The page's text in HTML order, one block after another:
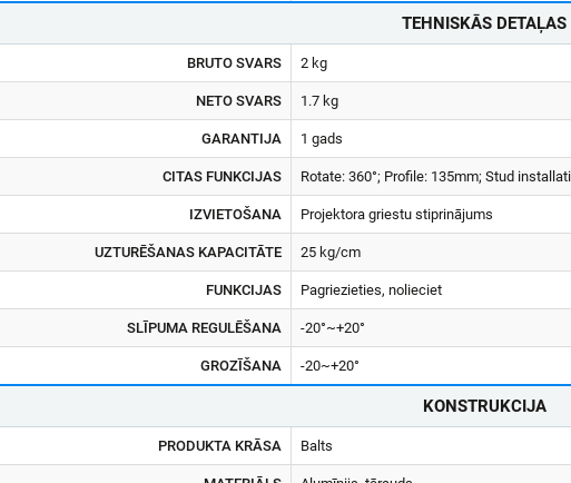
TEHNISKĀS DETAĻAS
BRUTO SVARS 2 kg
NETO SVARS 1.7 kg
GARANTIJA 1 gads
CITAS FUNKCIJAS Rotate: 360°; Profile: 135mm; Stud
IZVIETOŠANA Projektora griestu stiprinājums
UZTURĒŠANAS KAPACITĀTE 25 kg/cm
FUNKCIJAS Pagriezieties, nolieciet
SLĪPUMA REGULĒŠANA -20°~+20°
GROZĪŠANA -20~+20°
KONSTRUKCIJA
PRODUKTA KRĀSA Balts